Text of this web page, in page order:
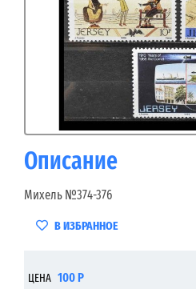
Описание
Михель №374-376
В ИЗБРАННОЕ
ЦЕНА 100 Р